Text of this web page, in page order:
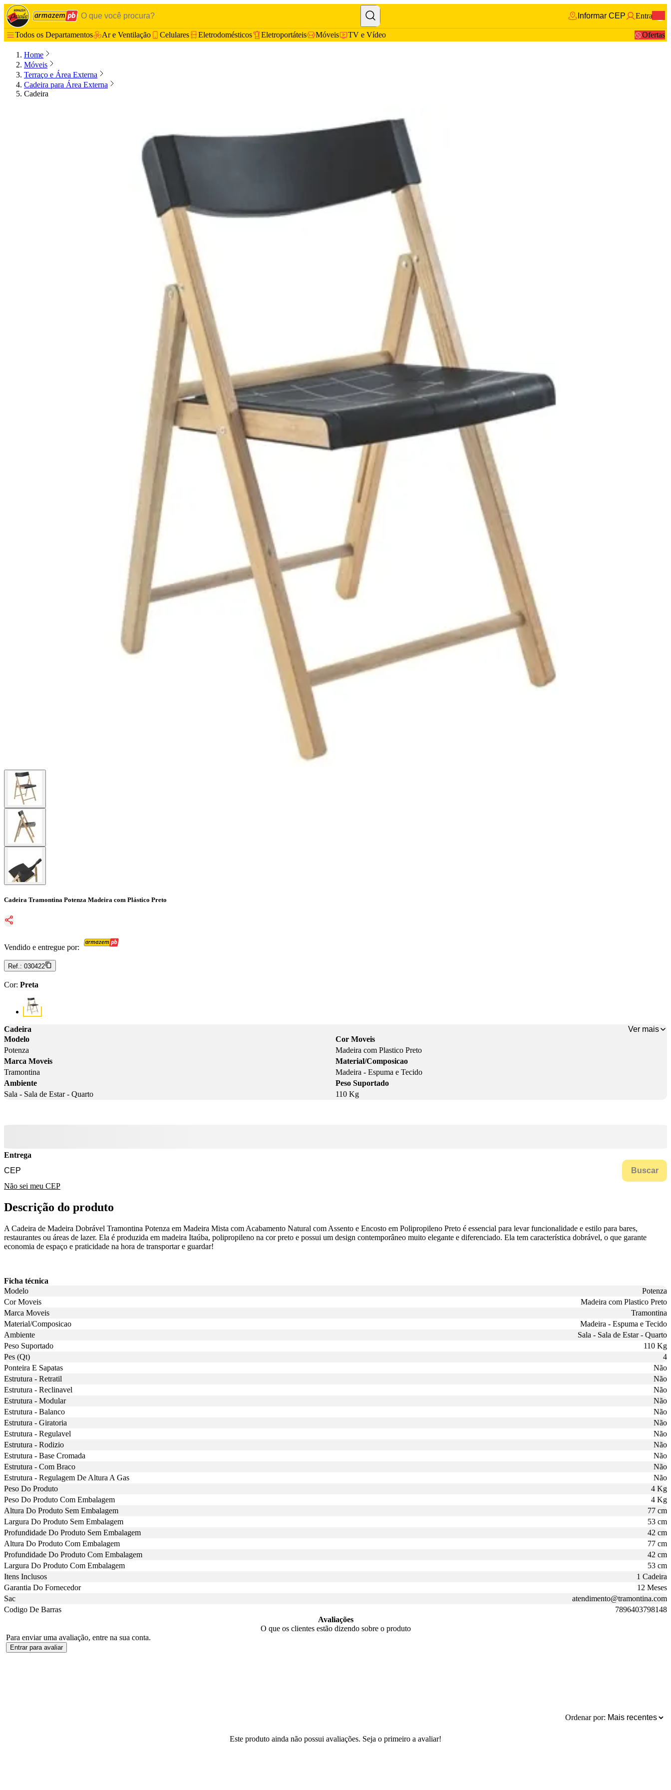
Informar CEP Entrar
Todos os Departamentos Ar e Ventilação Celulares Eletrodomésticos Eletroportáteis Móveis TV e Vídeo Ofertas
Home
Móveis
Terraço e Área Externa
Cadeira para Área Externa
Cadeira
Cadeira Tramontina Potenza Madeira com Plástico Preto
Vendido e entregue por:
Ref.: 030422
Cor: Preta
Cor: Preta
Cadeira
Ver mais
Modelo
Potenza
Cor Moveis
Madeira com Plastico Preto
Marca Moveis
Tramontina
Material/Composicao
Madeira - Espuma e Tecido
Ambiente
Sala - Sala de Estar - Quarto
Peso Suportado
110 Kg
Entrega
Buscar
Não sei meu CEP
Descrição do produto
A Cadeira de Madeira Dobrável Tramontina Potenza em Madeira Mista com Acabamento Natural com Assento e Encosto em Polipropileno Preto é essencial para levar funcionalidade e estilo para bares,
restaurantes ou áreas de lazer. Ela é produzida em madeira Itaúba, polipropileno na cor preto e possui um design contemporâneo muito elegante e diferenciado. Ela tem característica dobrável, o que garante
economia de espaço e praticidade na hora de transportar e guardar!
Ficha técnica
Modelo
Potenza
Cor Moveis
Madeira com Plastico Preto
Marca Moveis
Tramontina
Material/Composicao
Madeira - Espuma e Tecido
Ambiente
Sala - Sala de Estar - Quarto
Peso Suportado
110 Kg
Pes (Qt)
4
Ponteira E Sapatas
Não
Estrutura - Retratil
Não
Estrutura - Reclinavel
Não
Estrutura - Modular
Não
Estrutura - Balanco
Não
Estrutura - Giratoria
Não
Estrutura - Regulavel
Não
Estrutura - Rodizio
Não
Estrutura - Base Cromada
Não
Estrutura - Com Braco
Não
Estrutura - Regulagem De Altura A Gas
Não
Peso Do Produto
4 Kg
Peso Do Produto Com Embalagem
4 Kg
Altura Do Produto Sem Embalagem
77 cm
Largura Do Produto Sem Embalagem
53 cm
Profundidade Do Produto Sem Embalagem
42 cm
Altura Do Produto Com Embalagem
77 cm
Profundidade Do Produto Com Embalagem
42 cm
Largura Do Produto Com Embalagem
53 cm
Itens Inclusos
1 Cadeira
Garantia Do Fornecedor
12 Meses
Sac
atendimento@tramontina.com
Codigo De Barras
7896403798148
Avaliações
O que os clientes estão dizendo sobre o produto
Para enviar uma avaliação, entre na sua conta.
Entrar para avaliar
Ordenar por:
Este produto ainda não possui avaliações. Seja o primeiro a avaliar!